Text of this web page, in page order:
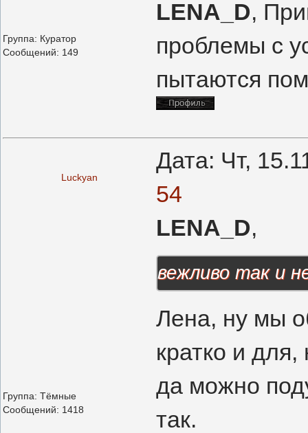
Группа: Куратор
Сообщений: 149
LENA_D,
проблемы с
пытаются
Luckyan
Дата: Чт,
54
Группа: Тёмные
Сообщений: 1418
LENA_D,
вежливо так и
Лена, ну мы
кратко и
да можно
так.